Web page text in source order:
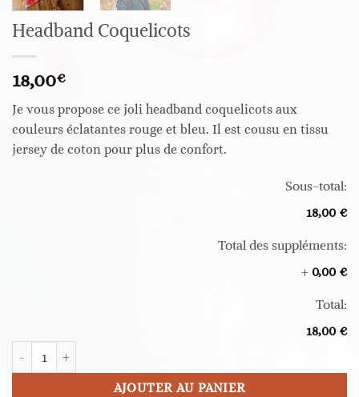
Headband Coquelicots
18,00€
Je vous propose ce joli headband coquelicots aux
couleurs éclatantes rouge et bleu. Il est cousu en tissu
jersey de coton pour plus de confort.
Sous-total:
18,00 €
Total des suppléments:
+ 0,00 €
Total:
18,00 €
AJOUTER AU PANIER